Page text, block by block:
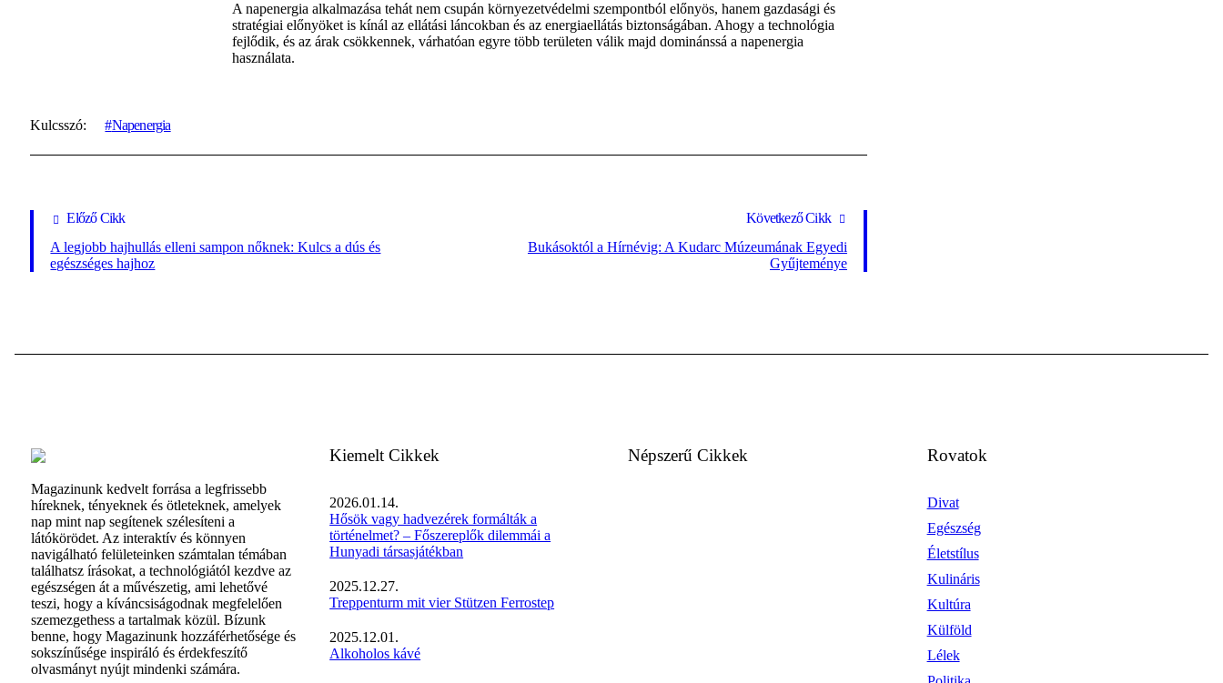
A napenergia alkalmazása tehát nem csupán környezetvédelmi szempontból előnyös, hanem gazdasági és
stratégiai előnyöket is kínál az ellátási láncokban és az energiaellátás biztonságában. Ahogy a technológia
fejlődik, és az árak csökkennek, várhatóan egyre több területen válik majd dominánssá a napenergia
használata.
Kulcsszó: Napenergia
Előző Cikk
A legjobb hajhullás elleni sampon nőknek: Kulcs a dús és
egészséges hajhoz
Következő Cikk
Bukásoktól a Hírnévig: A Kudarc Múzeumának Egyedi
Gyűjteménye
Magazinunk kedvelt forrása a legfrissebb
híreknek, tényeknek és ötleteknek, amelyek
nap mint nap segítenek szélesíteni a
látókörödet. Az interaktív és könnyen
navigálható felületeinken számtalan témában
találhatsz írásokat, a technológiától kezdve az
egészségen át a művészetig, ami lehetővé
teszi, hogy a kíváncsiságodnak megfelelően
szemezgethess a tartalmak közül. Bízunk
benne, hogy Magazinunk hozzáférhetősége és
sokszínűsége inspiráló és érdekfeszítő
olvasmányt nyújt mindenki számára.
Kiemelt Cikkek
2026.01.14.
Hősök vagy hadvezérek formálták a
történelmet? – Főszereplők dilemmái a
Hunyadi társasjátékban
2025.12.27.
Treppenturm mit vier Stützen Ferrostep
2025.12.01.
Alkoholos kávé
Népszerű Cikkek Rovatok
Divat
Egészség
Életstílus
Kulináris
Kultúra
Külföld
Lélek